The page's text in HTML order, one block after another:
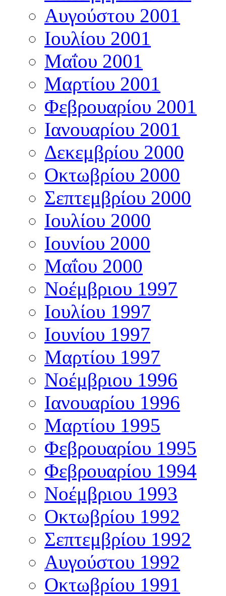
Αυγούστου 2001
Ιουλίου 2001
Μαΐου 2001
Μαρτίου 2001
Φεβρουαρίου 2001
Ιανουαρίου 2001
Δεκεμβρίου 2000
Οκτωβρίου 2000
Σεπτεμβρίου 2000
Ιουλίου 2000
Ιουνίου 2000
Μαΐου 2000
Νοέμβριου 1997
Ιουλίου 1997
Ιουνίου 1997
Μαρτίου 1997
Νοέμβριου 1996
Ιανουαρίου 1996
Μαρτίου 1995
Φεβρουαρίου 1995
Φεβρουαρίου 1994
Νοέμβριου 1993
Οκτωβρίου 1992
Σεπτεμβρίου 1992
Αυγούστου 1992
Οκτωβρίου 1991